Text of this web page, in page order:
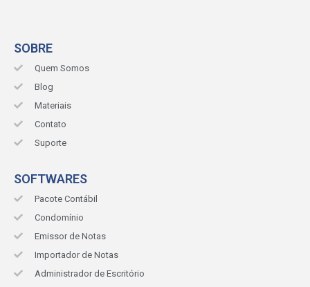
SOBRE
Quem Somos
Blog
Materiais
Contato
Suporte
SOFTWARES
Pacote Contábil
Condomínio
Emissor de Notas
Importador de Notas
Administrador de Escritório